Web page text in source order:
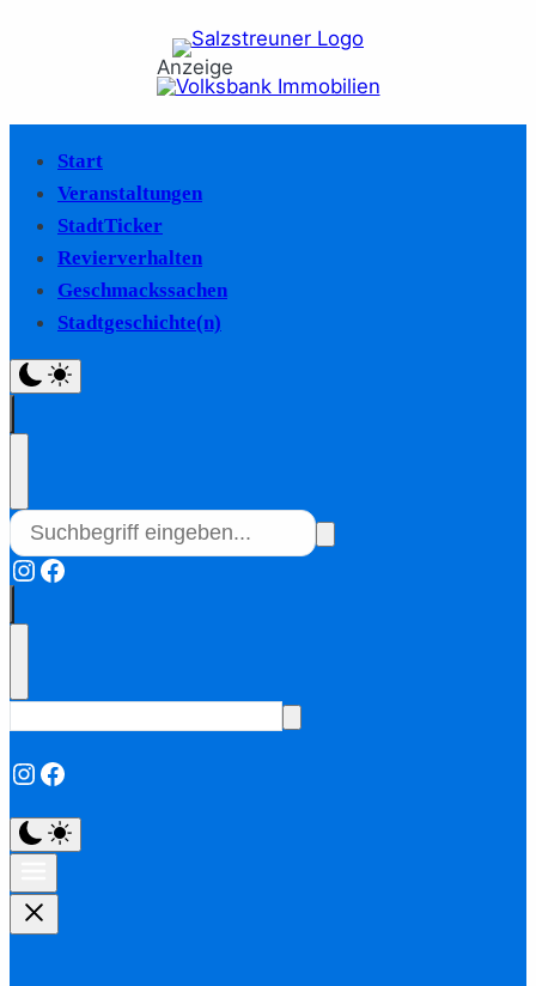
Anzeige
Start
Veranstaltungen
StadtTicker
Revierverhalten
Geschmackssachen
Stadtgeschichte(n)
Instagram
Facebook
Instagram
Facebook